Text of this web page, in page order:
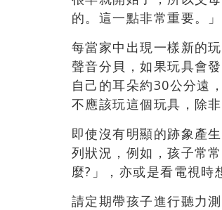
的。這一點非常重要。」
每當家中出現一樣新的
聲音分貝，如果玩具會
自己的耳朵約30公分遠
不應該玩這個玩具，除
即使沒有明顯的跡象產
列狀況，例如，孩子常
麼?」，亦或是看電視時
請定期帶孩子進行聽力